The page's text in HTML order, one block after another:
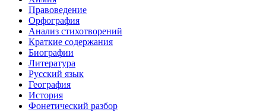
Правоведение
Орфография
Анализ стихотворений
Краткие содержания
Биографии
Литература
Русский язык
География
История
Фонетический разбор